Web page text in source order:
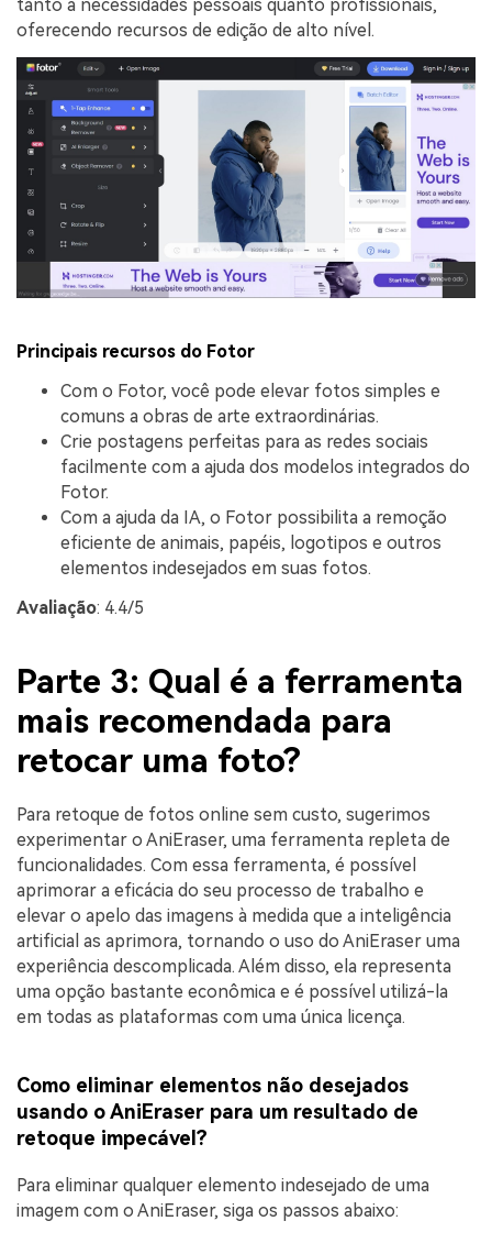
tanto a necessidades pessoais quanto profissionais,
oferecendo recursos de edição de alto nível.
Principais recursos do Fotor
Com o Fotor, você pode elevar fotos simples e
comuns a obras de arte extraordinárias.
Crie postagens perfeitas para as redes sociais
facilmente com a ajuda dos modelos integrados do
Fotor.
Com a ajuda da IA, o Fotor possibilita a remoção
eficiente de animais, papéis, logotipos e outros
elementos indesejados em suas fotos.
Avaliação: 4.4/5
Parte 3: Qual é a ferramenta
mais recomendada para
retocar uma foto?
Para retoque de fotos online sem custo, sugerimos
experimentar o AniEraser, uma ferramenta repleta de
funcionalidades. Com essa ferramenta, é possível
aprimorar a eficácia do seu processo de trabalho e
elevar o apelo das imagens à medida que a inteligência
artificial as aprimora, tornando o uso do AniEraser uma
experiência descomplicada. Além disso, ela representa
uma opção bastante econômica e é possível utilizá-la
em todas as plataformas com uma única licença.
Como eliminar elementos não desejados
usando o AniEraser para um resultado de
retoque impecável?
Para eliminar qualquer elemento indesejado de uma
imagem com o AniEraser, siga os passos abaixo: